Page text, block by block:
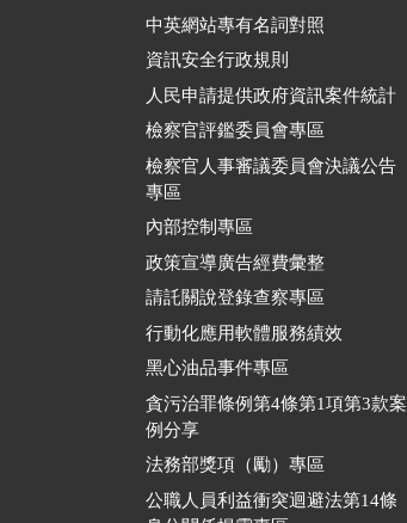
中英網站專有名詞對照
資訊安全行政規則
人民申請提供政府資訊案件統計
檢察官評鑑委員會專區
檢察官人事審議委員會決議公告
專區
內部控制專區
政策宣導廣告經費彙整
請託關說登錄查察專區
行動化應用軟體服務績效
黑心油品事件專區
貪污治罪條例第4條第1項第3款案
例分享
法務部獎項（勵）專區
公職人員利益衝突迴避法第14條